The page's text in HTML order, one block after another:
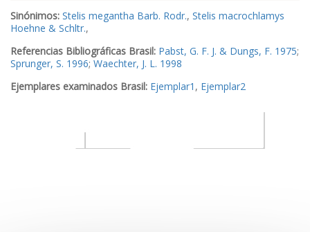
Sinónimos: Stelis megantha Barb. Rodr., Stelis macrochlamys
Hoehne & Schltr.,
Referencias Bibliográficas Brasil: Pabst, G. F. J. & Dungs, F. 1975;
Sprunger, S. 1996; Waechter, J. L. 1998
Ejemplares examinados Brasil: Ejemplar1 , Ejemplar2